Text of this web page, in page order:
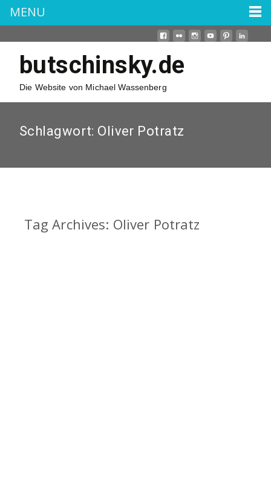
butschinsky.de
Die Website von Michael Wassenberg
Schlagwort: Oliver Potratz
Tag Archives: Oliver Potratz
MENU